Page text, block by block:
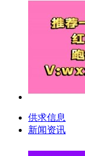
供求信息
新闻资讯